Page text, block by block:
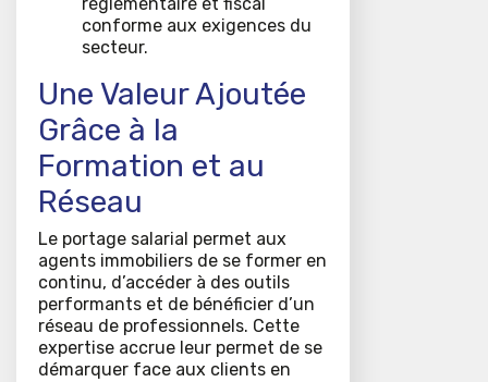
conforme aux exigences du
secteur.
Une Valeur Ajoutée
Grâce à la
Formation et au
Réseau
Le portage salarial permet aux
agents immobiliers de se former en
continu, d’accéder à des outils
performants et de bénéficier d’un
réseau de professionnels. Cette
expertise accrue leur permet de se
démarquer face aux clients en